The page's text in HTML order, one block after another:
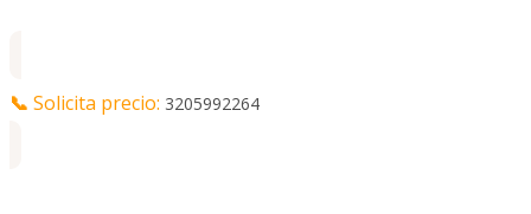
📞 Solicita precio: 3205992264